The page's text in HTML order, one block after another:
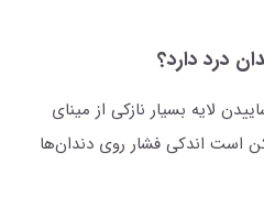
درد دارد؟
لایه بسیار نازکی از مینای
است اندکی فشار روی دندان‌ها